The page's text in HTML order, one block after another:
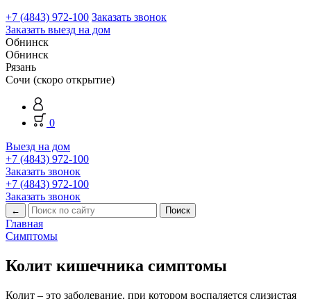
+7 (4843) 972-100 Заказать звонок
Заказать выезд на дом
Обнинск
Обнинск
Рязань
Сочи (скоро открытие)
0
Выезд на дом
+7 (4843) 972-100
Заказать звонок
+7 (4843) 972-100
Заказать звонок
←
Главная
Симптомы
Колит кишечника симптомы
Колит – это заболевание, при котором воспаляется слизистая